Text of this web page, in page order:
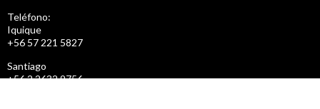
Teléfono:
Iquique
+56 57 221 5827
Santiago
+56 2 2632 9756